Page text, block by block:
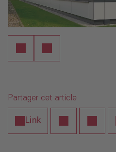
Partager cet article
Link